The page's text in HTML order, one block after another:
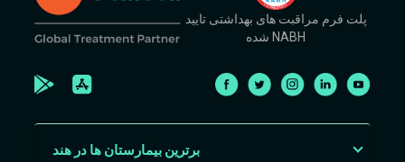
پلت فرم مراقبت های بهداشتی تایید
شده NABH
برترین بیمارستان ها در هند